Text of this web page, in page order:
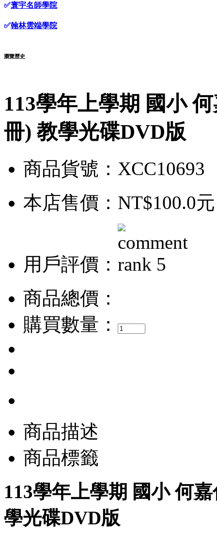
✅寰宇名師學院
✅翰林雲端學院
瀏覽歷史
113學年上學期 國小
冊) 教學光碟DVD版
商品貨號：XCC10693
本店售價： NT$100.0元
用戶評價：
商品總價：
購買數量：
商品描述
商品標籤
113學年上學期 國小 何
學光碟DVD版